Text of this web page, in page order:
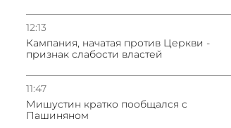
12:13
Кампания, начатая против Церкви -
признак слабости властей
11:47
Мишустин кратко пообщался с
Пашиняном